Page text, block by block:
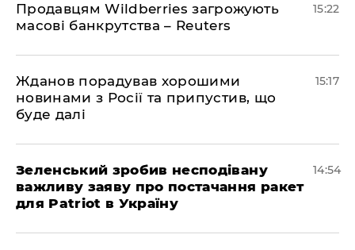
Продавцям Wildberries загрожують
масові банкрутства – Reuters
15:22
Жданов порадував хорошими
новинами з Росії та припустив, що
буде далі
15:17
Зеленський зробив несподівану
важливу заяву про постачання ракет
для Patriot в Україну
14:54